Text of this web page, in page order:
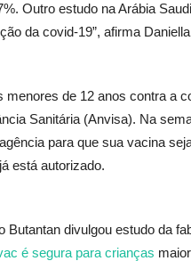
Outro estudo na Arábia
da covid-19”, afirma
de 12 anos contra a
Sanitária (Anvisa). Na
para que sua vacina
está autorizado.
Butantan divulgou estudo da
é segura para crianças